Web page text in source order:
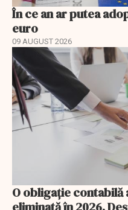
În ce an ar putea
euro
09 AUGUST 2026
O obligație